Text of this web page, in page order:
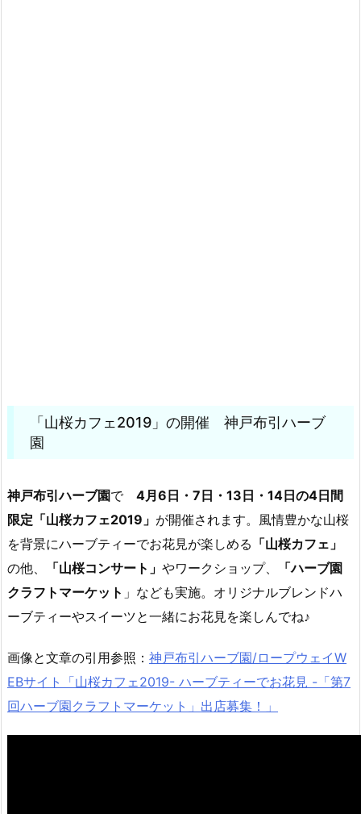
「山桜カフェ2019」の開催 神戸布引ハーブ
園
神戸布引ハーブ園で 4月6日・7日・13日・14日の4日間
限定「山桜カフェ2019」 が開催されます。風情豊かな山桜
を背景にハーブティーでお花見が楽しめる 「山桜カフェ」
の他、
「山桜コンサート」 やワークショップ、
「ハーブ園
クラフトマーケット 」なども実施。オリジナルブレンドハ
ーブティーやスイーツと一緒にお花見を楽しんでね♪
画像と文章の引用参照： 神戸布引ハーブ園/ロープウェイW
EBサイト「山桜カフェ2019- ハーブティーでお花見 -「第7
回ハーブ園クラフトマーケット」出店募集！」